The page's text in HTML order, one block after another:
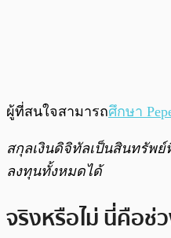
ผู้ที่สนใจสามารถศึกษา
สกุลเงินดิจิทัลเป็นสินทรัพ
ลงทุนทั้งหมดได้
จริงหรือไม่ นี่คือช่